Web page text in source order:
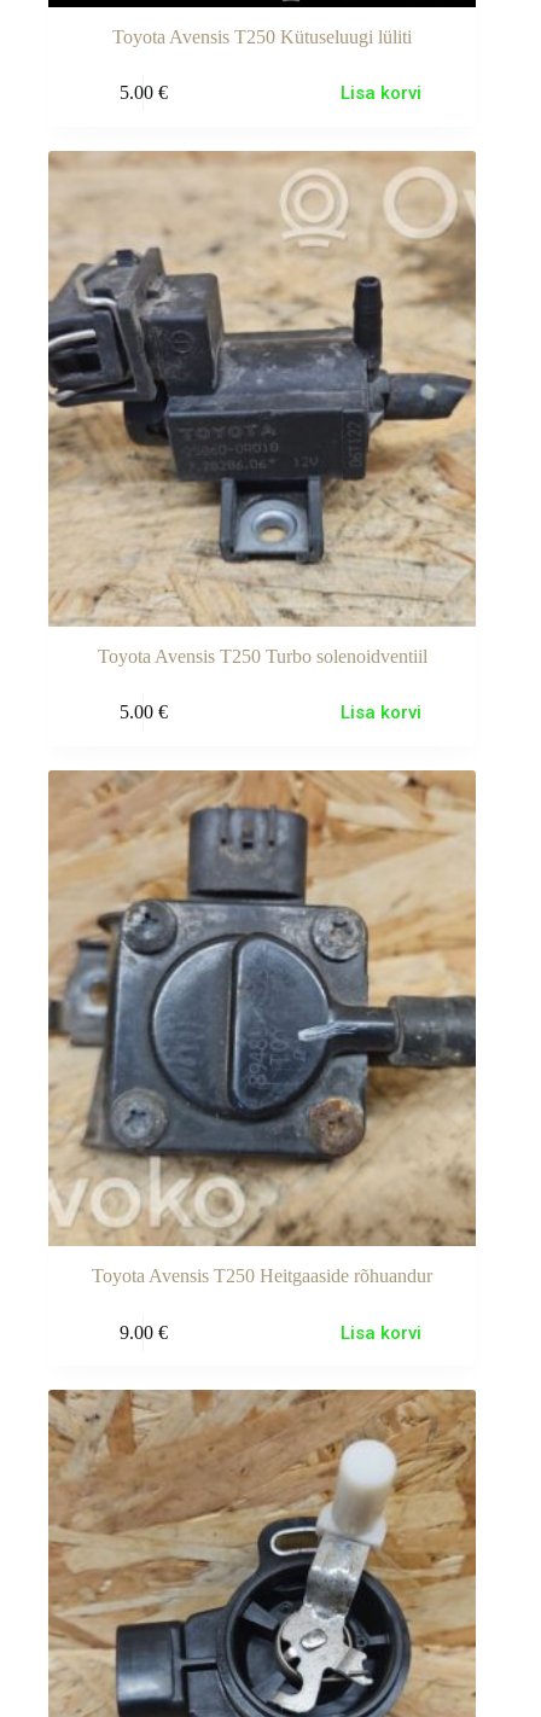
Toyota Avensis T250 Kütuseluugi lüliti
5.00 € Lisa korvi
Toyota Avensis T250 Turbo solenoidventiil
5.00 € Lisa korvi
Toyota Avensis T250 Heitgaaside rõhuandur
9.00 € Lisa korvi